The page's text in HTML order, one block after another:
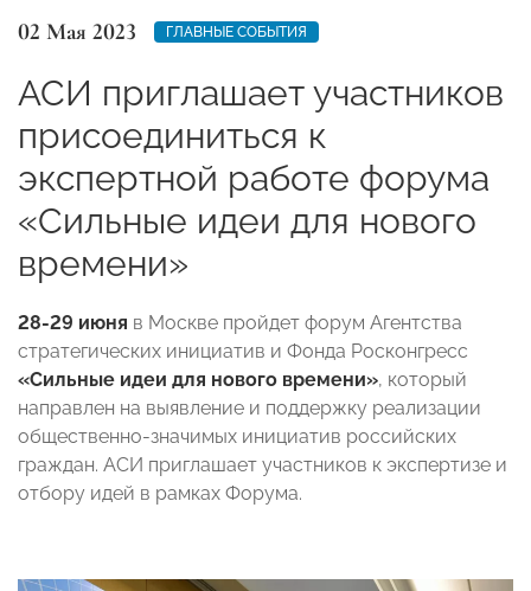
02 Мая 2023 ГЛАВНЫЕ СОБЫТИЯ
АСИ приглашает участников
присоединиться к
экспертной работе форума
«Сильные идеи для нового
времени»
28-29 июня в Москве пройдет форум Агентства
стратегических инициатив и Фонда Росконгресс
«Сильные идеи для нового времени», который
направлен на выявление и поддержку реализации
общественно-значимых инициатив российских
граждан. АСИ приглашает участников к экспертизе и
отбору идей в рамках Форума.